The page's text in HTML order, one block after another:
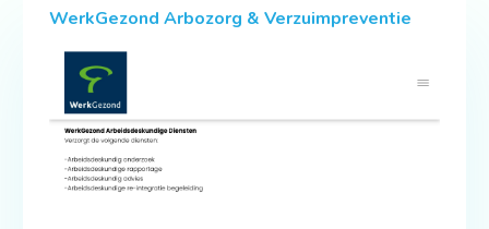
WerkGezond Arbozorg & Verzuimpreventie